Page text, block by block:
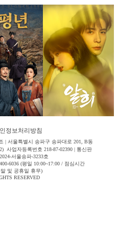
정보처리방침
| 서울특별시 송파구 송파대로 201, B동
사업자등록번호 218-87-02390 | 통신판
서울송파-3233호
6036 (평일 10:00~17:00 / 점심시간
말 및 공휴일 휴무)
RESERVED